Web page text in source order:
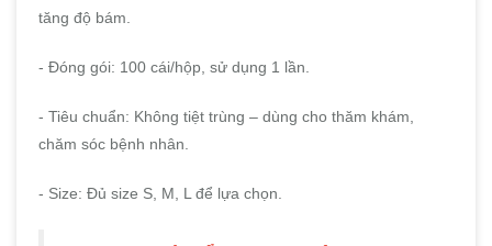
tăng độ bám.
- Đóng gói: 100 cái/hộp, sử dụng 1 lần.
- Tiêu chuẩn: Không tiệt trùng – dùng cho thăm khám,
chăm sóc bệnh nhân.
- Size: Đủ size S, M, L để lựa chọn.